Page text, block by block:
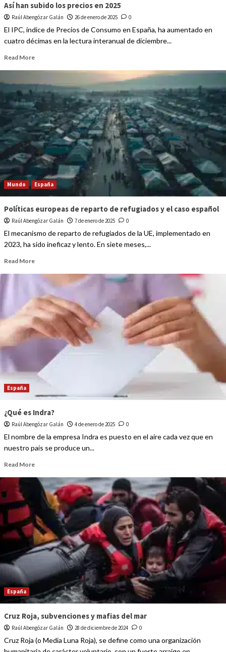
Así han subido los precios en 2025
Raúl Abengózar Galán 26 de enero de 2025 0
El IPC, índice de Precios de Consumo en España, ha aumentado en
cuatro décimas en la lectura interanual de diciembre...
Read More
Mundo España
Políticas europeas de reparto de refugiados y el caso español
Raúl Abengózar Galán 7 de enero de 2025 0
El mecanismo de reparto de refugiados de la UE, implementado en
2023, ha sido ineficaz y lento. En siete meses,...
Read More
España
¿Qué es Indra?
Raúl Abengózar Galán 4 de enero de 2025 0
El nombre de la empresa Indra es puesto en el aire cada vez que en
nuestro país se produce un...
Read More
España
Cruz Roja, subvenciones y mafias del mar
Raúl Abengózar Galán 28 de diciembre de 2024 0
Cruz Roja (o Media Luna Roja), se define como una organización